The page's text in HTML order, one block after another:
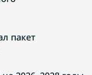
пакет